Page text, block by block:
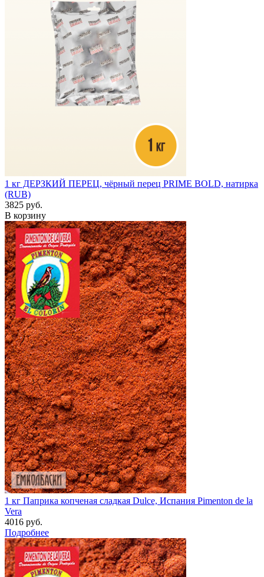
1 кг ДЕРЗКИЙ ПЕРЕЦ, чёрный перец PRIME BOLD, натирка
(RUB)
3825 руб.
В корзину
1 кг Паприка копченая сладкая Dulce, Испания Pimenton de la
Vera
4016 руб.
Подробнее